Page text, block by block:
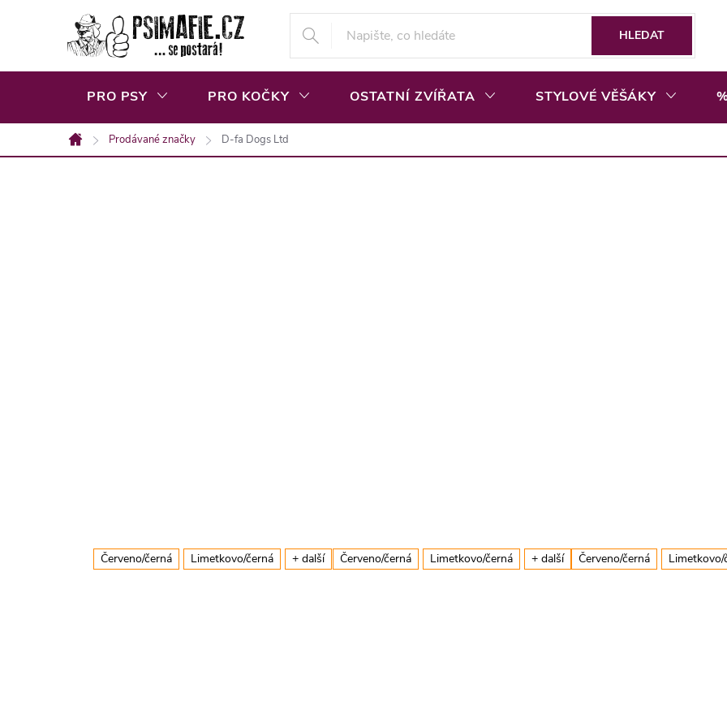
HLEDAT
PRO PSY PRO KOČKY OSTATNÍ ZVÍŘATA STYLOVÉ VĚŠÁKY
Domů
Prodávané značky D-fa Dogs Ltd
Červeno/černá Limetkovo/černá + další Červeno/černá Limetkovo/černá + další Červeno/černá Limetkovo/